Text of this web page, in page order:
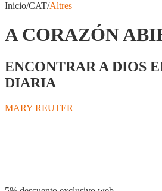
Inicio/CAT/Altres
A CORAZÓN
ENCONTRAR A DIOS
DIARIA
MARY REUTER